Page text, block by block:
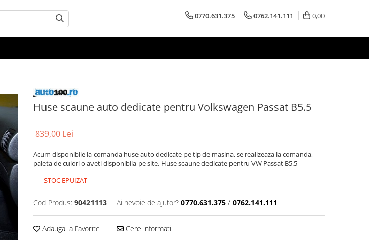
0770.631.375 0762.141.111 0,00
Huse scaune auto dedicate pentru Volkswagen Passat B5.5
839,00 Lei
Acum disponibile la comanda huse auto dedicate pe tip de masina, se realizeaza la comanda,
paleta de culori o aveti disponibila pe site. Huse scaune dedicate pentru VW Passat B5.5
STOC EPUIZAT
Cod Produs: 90421113 Ai nevoie de ajutor? 0770.631.375 / 0762.141.111
Adauga la Favorite Cere informatii